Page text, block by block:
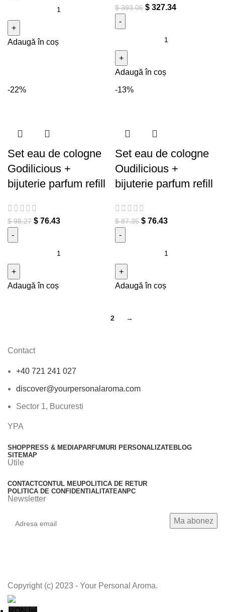
Cantitate SET CADOU
feromoni naturali pentru zmei
+ cadou vin Zmeul Zmeilor
Adaugă în coș
$393.06 $ 327.34
Cantitate SET CADOU
Alchemy of Love + CADOU 2
vinuri premium Zana Zanelor
si Zmeul Zmeilor
Adaugă în coș
-22%
Set eau de cologne
Godilicious +
bijuterie parfum refill
$98.27 $ 76.43
Cantitate Set eau de cologne
refill
Adaugă în coș
-13%
Set eau de cologne
Oudilicious +
bijuterie parfum refill
$87.35 $ 76.43
Cantitate Set eau de cologne
refill
Adaugă în coș
2 →
Contact
+40 721 241 027
discover@yourpersonalaroma.com
Sector 1, Bucuresti
YPA
SHOPPRESS & MEDIAPARFUMURI PERSONALIZATEBLOG
SITEMAP
Utile
CONTACTCONTUL MEUPOLITICA DE RETUR
POLITICA DE CONFIDENTIALITATEANPC
Newsletter
Copyright (c) 2023 - Your Personal Aroma.